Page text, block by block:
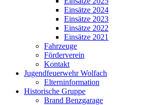
Einsätze 2024
Einsätze 2023
Einsätze 2022
Einsätze 2021
Fahrzeuge
Förderverein
Kontakt
Jugendfeuerwehr Wolfach
Elterninformation
Historische Gruppe
Brand Benzgarage